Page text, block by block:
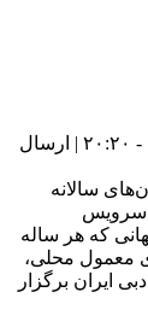
شناسه خبر : 155487 | تاریخ انتشار : ۱۹ مهر ۱۴۰۲ - ۲۰:۲۰ | ارسال
سالانه
سرویس
که هر ساله
معمول محلی،
ایران برگزار